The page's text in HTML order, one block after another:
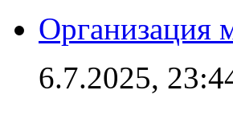
Организация
6.7.2025,